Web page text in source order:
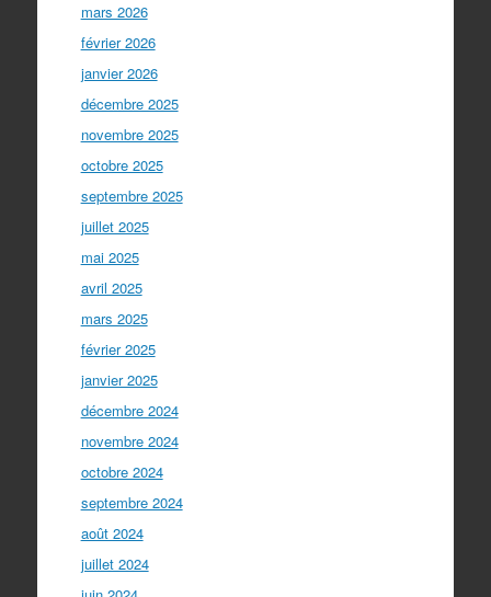
mars 2026
février 2026
janvier 2026
décembre 2025
novembre 2025
octobre 2025
septembre 2025
juillet 2025
mai 2025
avril 2025
mars 2025
février 2025
janvier 2025
décembre 2024
novembre 2024
octobre 2024
septembre 2024
août 2024
juillet 2024